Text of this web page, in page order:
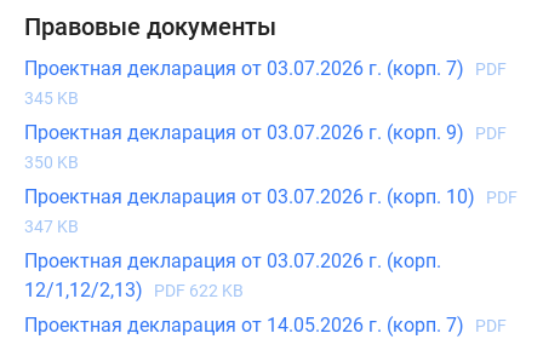
Правовые документы
Проектная декларация от 03.07.2026 г. (корп. 7)
PDF
345 KB
Проектная декларация от 03.07.2026 г. (корп. 9)
PDF
350 KB
Проектная декларация от 03.07.2026 г. (корп. 10)
PDF
347 KB
Проектная декларация от 03.07.2026 г. (корп.
12/1,12/2,13)
PDF 622 KB
Проектная декларация от 14.05.2026 г. (корп. 7)
PDF